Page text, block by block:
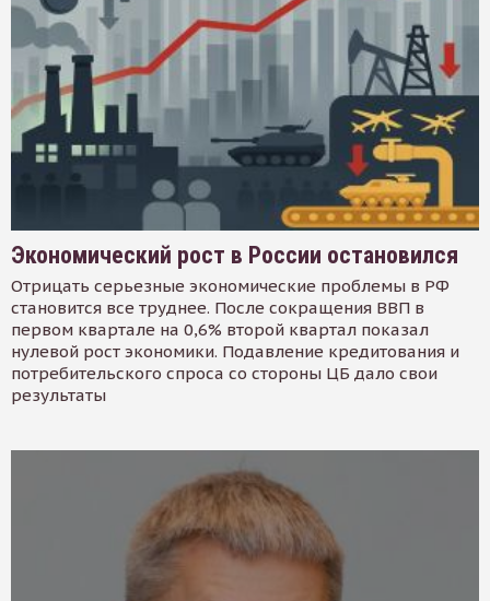
Экономический рост в России остановился
Отрицать серьезные экономические проблемы в РФ
становится все труднее. После сокращения ВВП в
первом квартале на 0,6% второй квартал показал
нулевой рост экономики. Подавление кредитования и
потребительского спроса со стороны ЦБ дало свои
результаты